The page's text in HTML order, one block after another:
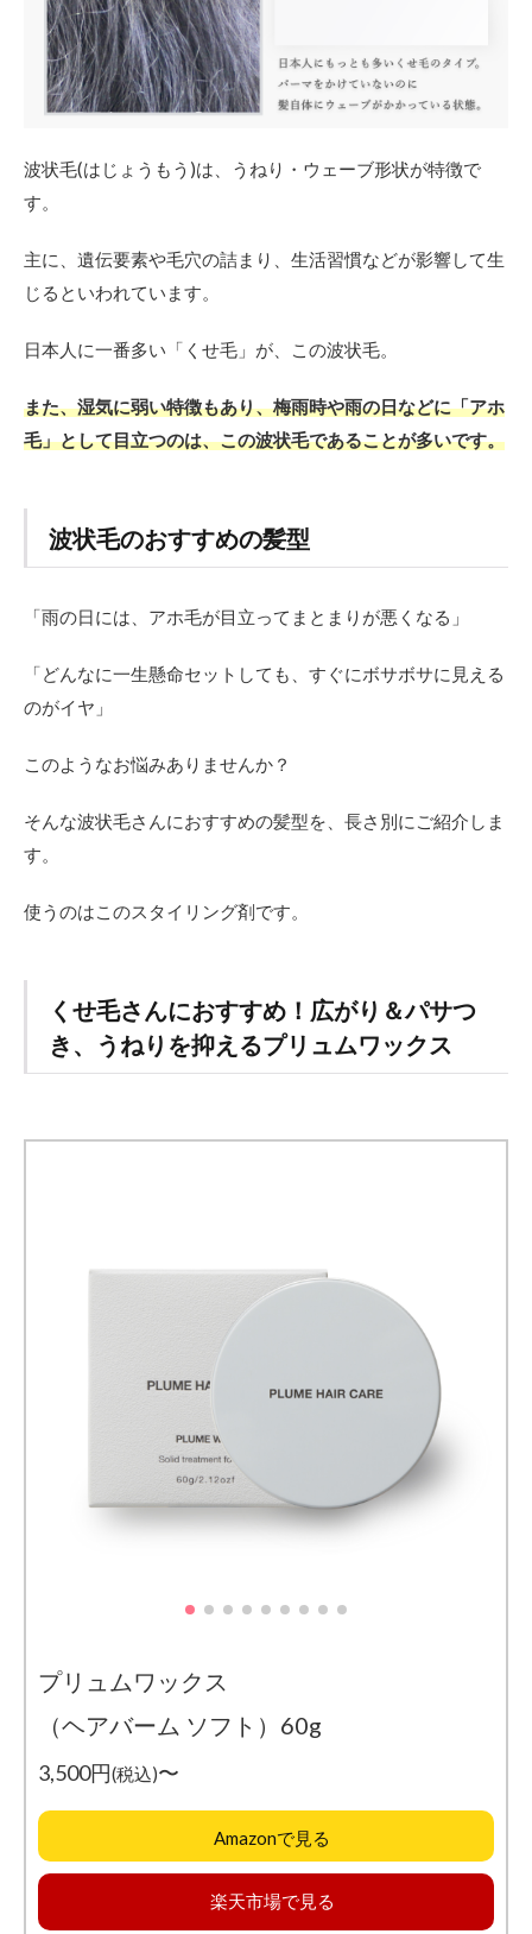
波状毛(はじょうもう)は、うねり・ウェーブ形状が特徴で
す。
主に、遺伝要素や毛穴の詰まり、生活習慣などが影響して生
じるといわれています。
日本人に一番多い「くせ毛」が、この波状毛。
また、湿気に弱い特徴もあり、梅雨時や雨の日などに「アホ
毛」として目立つのは、この波状毛であることが多いです。
波状毛のおすすめの髪型
「雨の日には、アホ毛が目立ってまとまりが悪くなる」
「どんなに一生懸命セットしても、すぐにボサボサに見える
のがイヤ」
このようなお悩みありませんか？
そんな波状毛さんにおすすめの髪型を、長さ別にご紹介しま
す。
使うのはこのスタイリング剤です。
くせ毛さんにおすすめ！広がり＆パサつ
き、うねりを抑えるプリュムワックス
プリュムワックス
（ヘアバーム ソフト）60g
3,500円(税込)〜
Amazonで見る
楽天市場で見る